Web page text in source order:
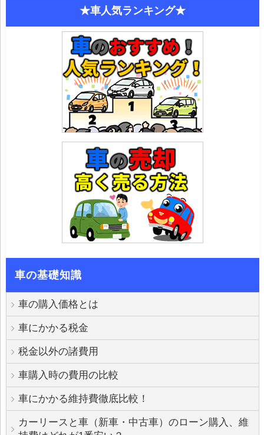
★車人気ランキング★
車の基礎知識
車の購入価格とは
車にかかる税金
税金以外の諸費用
車購入時の費用の比較
車にかかる維持費徹底比較！
カーリースと車（新車・中古車）のローン購入、維